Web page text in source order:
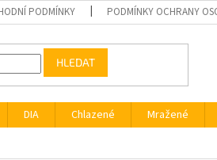
PODMÍNKY PODMÍNKY OCHRANY
HLEDAT
DIA Chlazené Mražené